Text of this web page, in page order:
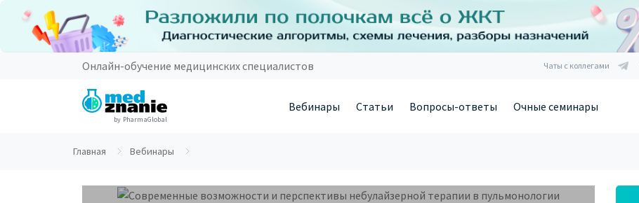
Онлайн-обучение медицинских специалистов Чаты с коллегами
by PharmaGlobal
Вебинары Статьи Вопросы-ответы Очные семинары
Главная Вебинары